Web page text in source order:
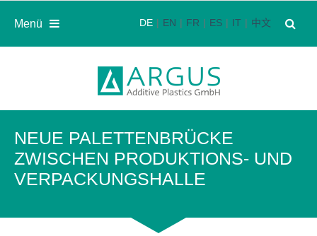
Menü DE EN FR ES IT 中文
NEUE PALETTENBRÜCKE
ZWISCHEN PRODUKTIONS- UND
VERPACKUNGSHALLE